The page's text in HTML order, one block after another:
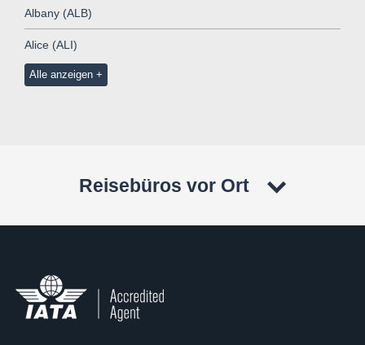
Albany (ALB)
Alice (ALI)
Alle anzeigen
Reisebüros vor Ort